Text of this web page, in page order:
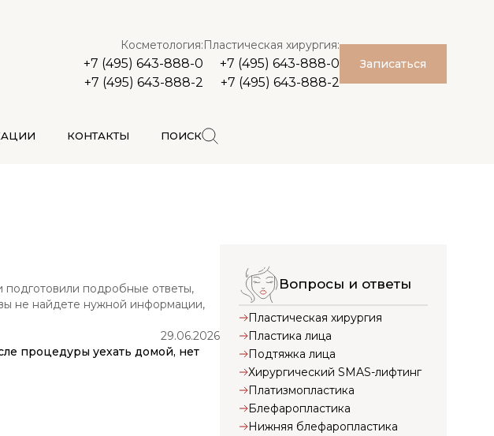
Косметология:
+7 (495) 643-888-0
+7 (495) 643-888-2
Пластическая хирургия:
+7 (495) 643-888-0
+7 (495) 643-888-2
Записаться
КОНТАКТЫ ПОИСК
подробные ответы,
вы не найдете нужной информации,
29.06.2026
процедуры уехать домой, нет
Вопросы и ответы
Пластическая хирургия
Пластика лица
Подтяжка лица
Хирургический SMAS-лифтинг
Платизмопластика
Блефаропластика
Нижняя блефаропластика